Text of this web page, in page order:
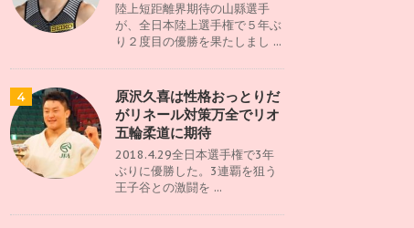
陸上短距離界期待の山縣選手
が、全日本陸上選手権で５年ぶ
り２度目の優勝を果たしまし ...
4
原沢久喜は性格おっとりだ
がリネール対策万全でリオ
五輪柔道に期待
2018.4.29全日本選手権で3年
ぶりに優勝した。3連覇を狙う
王子谷との激闘を ...